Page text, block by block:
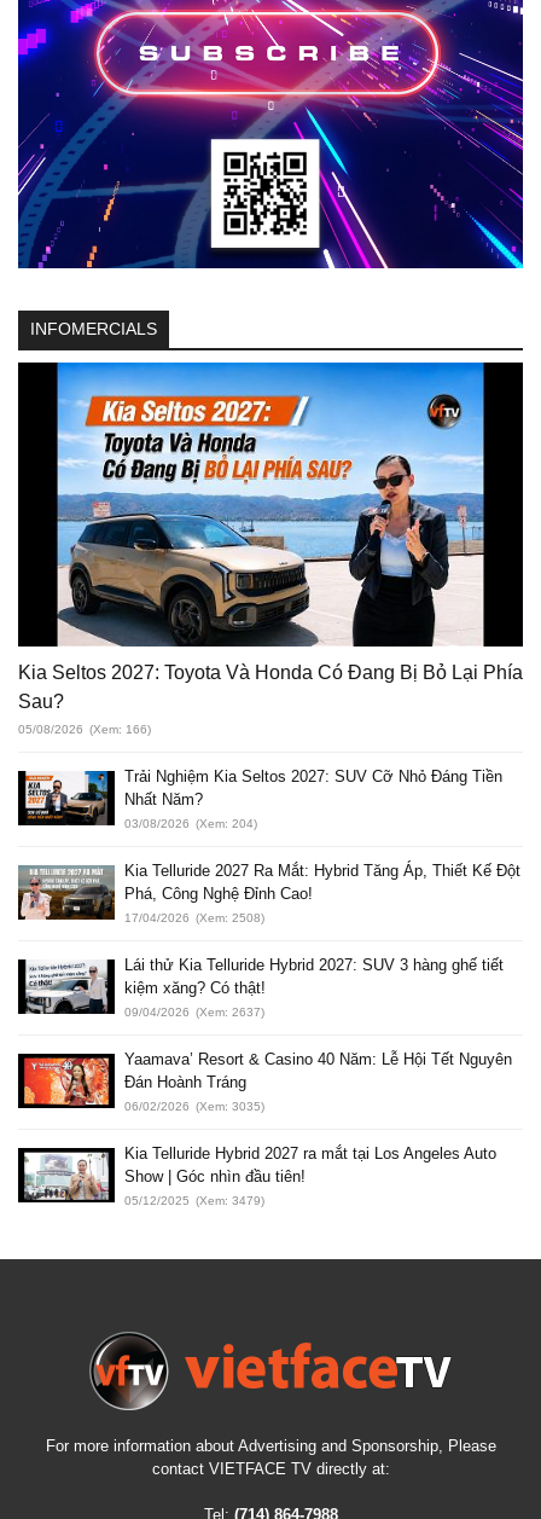
INFOMERCIALS
Kia Seltos 2027: Toyota Và Honda Có Đang Bị Bỏ Lại Phía
Sau?
05/08/2026 (Xem: 166)
Trải Nghiệm Kia Seltos 2027: SUV Cỡ Nhỏ Đáng Tiền
Nhất Năm?
03/08/2026 (Xem: 204)
Kia Telluride 2027 Ra Mắt: Hybrid Tăng Áp, Thiết Kế Đột
Phá, Công Nghệ Đỉnh Cao!
17/04/2026 (Xem: 2508)
Lái thử Kia Telluride Hybrid 2027: SUV 3 hàng ghế tiết
kiệm xăng? Có thật!
09/04/2026 (Xem: 2637)
Yaamava’ Resort & Casino 40 Năm: Lễ Hội Tết Nguyên
Đán Hoành Tráng
06/02/2026 (Xem: 3035)
Kia Telluride Hybrid 2027 ra mắt tại Los Angeles Auto
Show | Góc nhìn đầu tiên!
05/12/2025 (Xem: 3479)
For more information about Advertising and Sponsorship, Please
contact VIETFACE TV directly at:
Tel: (714) 864-7988